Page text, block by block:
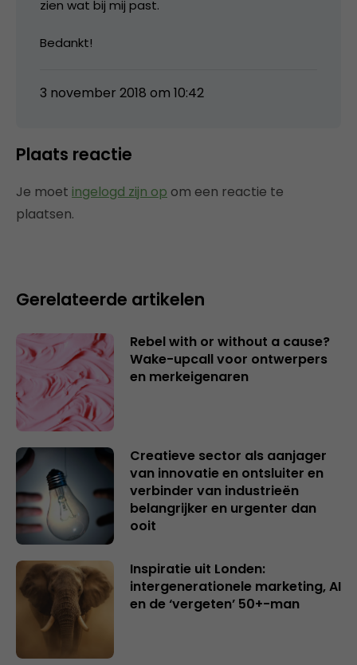
zien wat bij mij past.
Bedankt!
3 november 2018 om 10:42
Plaats reactie
Je moet ingelogd zijn op om een reactie te
plaatsen.
Gerelateerde artikelen
Rebel with or without a cause?
Wake-upcall voor ontwerpers
en merkeigenaren
Creatieve sector als aanjager
van innovatie en ontsluiter en
verbinder van industrieën
belangrijker en urgenter dan
ooit
Inspiratie uit Londen:
intergenerationele marketing, AI
en de ‘vergeten’ 50+-man